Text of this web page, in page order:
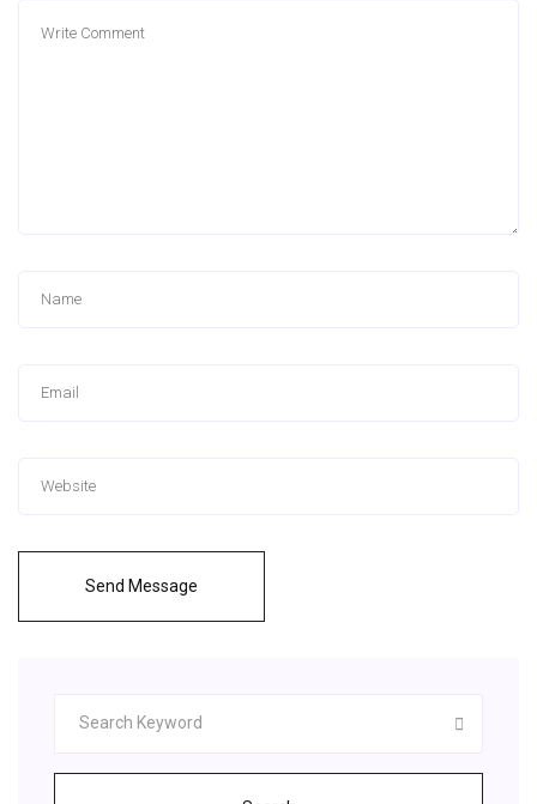
Send Message